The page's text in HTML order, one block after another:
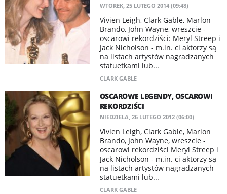
WTOREK, 25 LUTEGO 2014 (09:48)
Vivien Leigh, Clark Gable, Marlon
Brando, John Wayne, wreszcie -
oscarowi rekordziści: Meryl Streep i
Jack Nicholson - m.in. ci aktorzy są
na listach artystów nagradzanych
statuetkami lub...
CLARK GABLE
OSCAROWE LEGENDY, OSCAROWI
REKORDZIŚCI
NIEDZIELA, 26 LUTEGO 2012 (06:00)
Vivien Leigh, Clark Gable, Marlon
Brando, John Wayne, wreszcie -
oscarowi rekordziści Meryl Streep i
Jack Nicholson - m.in. ci aktorzy są
na listach artystów nagradzanych
statuetkami lub...
CLARK GABLE